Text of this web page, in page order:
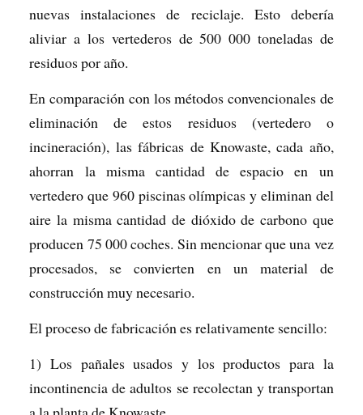
nuevas instalaciones de reciclaje. Esto debería
aliviar a los vertederos de 500 000 toneladas de
residuos por año.
En comparación con los métodos convencionales de
eliminación de estos residuos (vertedero o
incineración), las fábricas de Knowaste, cada año,
ahorran la misma cantidad de espacio en un
vertedero que 960 piscinas olímpicas y eliminan del
aire la misma cantidad de dióxido de carbono que
producen 75 000 coches. Sin mencionar que una vez
procesados, se convierten en un material de
construcción muy necesario.
El proceso de fabricación es relativamente sencillo:
1) Los pañales usados y los productos para la
incontinencia de adultos se recolectan y transportan